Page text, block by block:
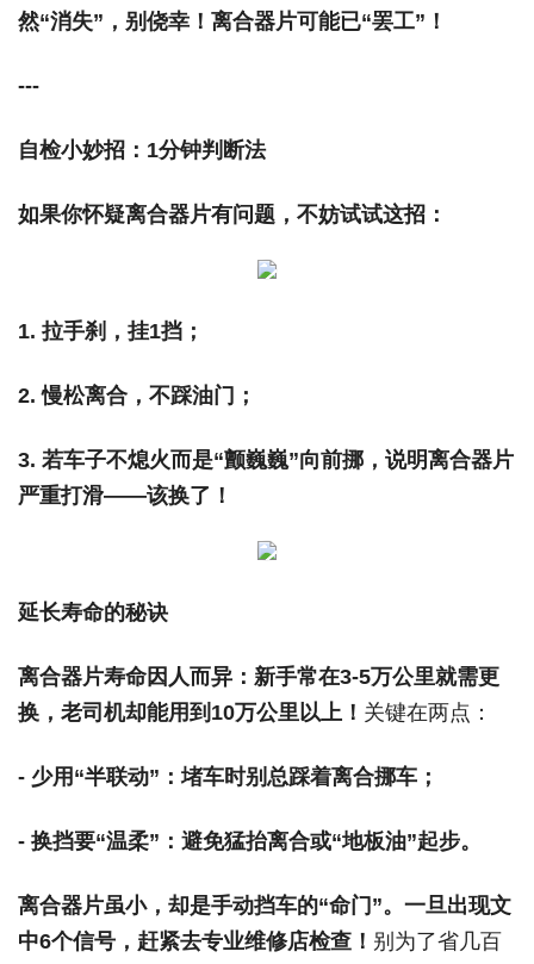
然“消失”，别侥幸！ 离合器片可能已“罢工”！
---
自检小妙招：1分钟判断法
如果你怀疑离合器片有问题，不妨试试这招：
1. 拉手刹，挂1挡；
2. 慢松离合，不踩油门；
3. 若车子不熄火而是“颤巍巍”向前挪，说明离合器片
严重打滑——该换了！
延长寿命的秘诀
离合器片寿命因人而异：新手常在3-5万公里就需更
换，老司机却能用到10万公里以上！ 关键在两点：
- 少用“半联动”：堵车时别总踩着离合挪车；
- 换挡要“温柔”：避免猛抬离合或“地板油”起步。
离合器片虽小，却是手动挡车的“命门”。 一旦出现文
中6个信号，赶紧去专业维修店检查！ 别为了省几百